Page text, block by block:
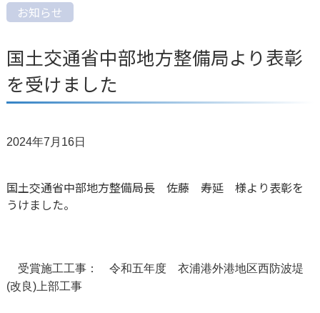
お知らせ
国土交通省中部地方整備局より表彰
を受けました
2024年7月16日
国土交通省中部地方整備局長 佐藤 寿延 様より表彰を
うけました。
受賞施工工事： 令和五年度 衣浦港外港地区西防波堤
(改良)上部工事